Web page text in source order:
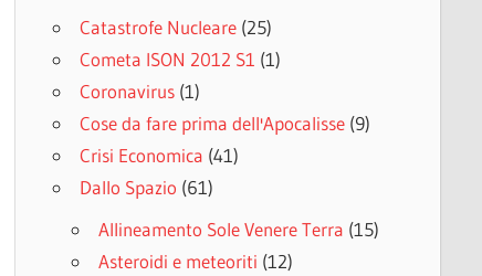
Catastrofe Nucleare(25)
Cometa ISON 2012 S1 (1)
Coronavirus(1)
Cose da fare prima dell'Apocalisse(9)
Crisi Economica (41)
Dallo Spazio (61)
Allineamento Sole Venere Terra (15)
Asteroidi e meteoriti (12)